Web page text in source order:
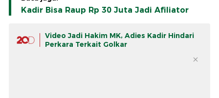
Kadir Bisa Raup Rp 30 Juta Jadi Afiliator
Video Jadi Hakim MK, Adies Kadir Hindari
Perkara Terkait Golkar